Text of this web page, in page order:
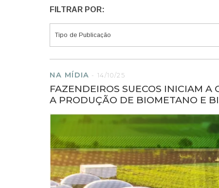
FILTRAR POR:
NA MÍDIA - 14/10/25
FAZENDEIROS SUECOS INICIAM
A PRODUÇÃO DE BIOMETANO E